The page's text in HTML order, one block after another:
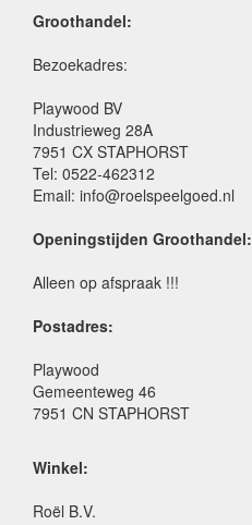
Groothandel:
Bezoekadres:
Playwood BV
Industrieweg 28A
7951 CX STAPHORST
Tel: 0522-462312
Email: info@roelspeelgoed.nl
Openingstijden Groothandel:
Alleen op afspraak !!!
Postadres:
Playwood
Gemeenteweg 46
7951 CN STAPHORST
Winkel:
Roël B.V.